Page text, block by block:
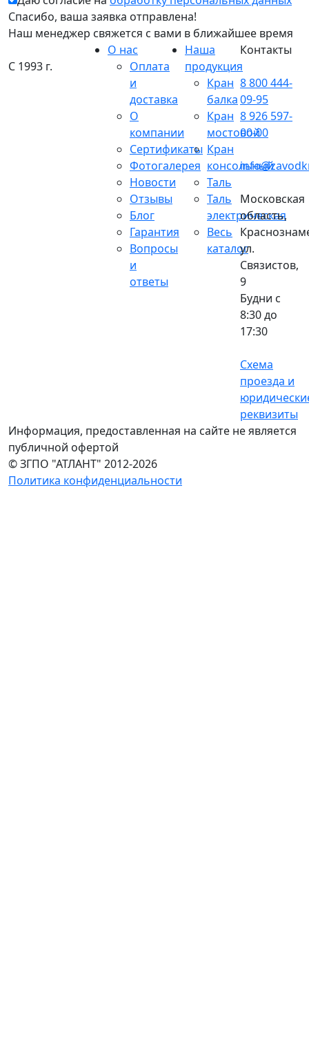
Спасибо, ваша заявка отправлена!
Наш менеджер свяжется с вами в ближайшее время
С 1993 г.
О нас
Оплата
и
доставка
О
компании
Сертификаты
Фотогалерея
Новости
Отзывы
Блог
Гарантия
Вопросы
и
ответы
Наша
продукция
Кран
балка
Кран
мостовой
Кран
консольный
Таль
Таль
электрическая
Весь
каталог
Контакты
8 800 444-
09-95
8 926 597-
00-00
Московская
область,
ул.
Связистов,
9
Будни с
8:30 до
17:30
Схема
проезда и
реквизиты
Информация, предоставленная на сайте не является
публичной офертой
© ЗГПО "АТЛАНТ" 2012-2026
Политика конфиденциальности